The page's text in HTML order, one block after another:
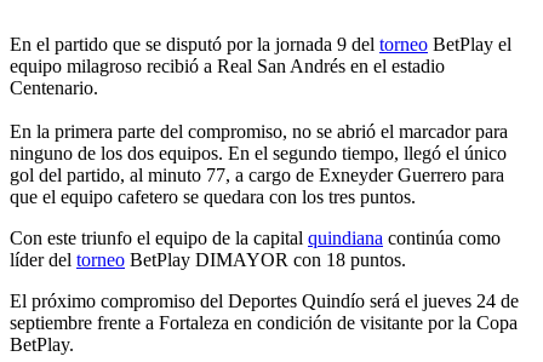
En el partido que se disputó por la jornada 9 del torneo BetPlay el
equipo milagroso recibió a Real San Andrés en el estadio
Centenario.
En la primera parte del compromiso, no se abrió el marcador para
ninguno de los dos equipos. En el segundo tiempo, llegó el único
gol del partido, al minuto 77, a cargo de Exneyder Guerrero para
que el equipo cafetero se quedara con los tres puntos.
Con este triunfo el equipo de la capital quindiana continúa como
líder del torneo BetPlay DIMAYOR con 18 puntos.
El próximo compromiso del Deportes Quindío será el jueves 24 de
septiembre frente a Fortaleza en condición de visitante por la Copa
BetPlay.